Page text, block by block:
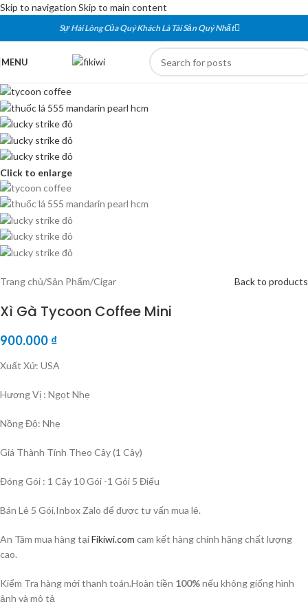
Skip to navigation Skip to main content
Sự Hài Lòng Của Quý Khách Là Tài Sản Quý Nhất
MENU
Click to enlarge
Trang chủ/Sản Phẩm/Cigar Back to products
Xì Gà Tycoon Coffee Mini
900.000 ₫
Xuất Xứ: USA
Hương Vị : Ngọt Nhẹ
Nồng Độ: Nhẹ
Giá Thành Tính Theo Cây (1 Cây)
Đóng Gói : 1 Cây 10 Gói -1 Gói 5 Điếu
Bán Lẻ 5 Gói,Inbox Zalo để được tư vấn mua lẻ.
An Tâm mua hàng tạiFikiwi.com cam kết hàng chính hãng chất lượng
cao.
Kiểm Tra hàng mới thanh toán.Hoàn tiền 100%nếu không giống hình
ảnh và mô tả